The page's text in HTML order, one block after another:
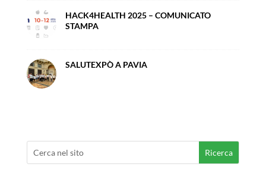
HACK4HEALTH 2025 – COMUNICATO
STAMPA
SALUTEXPÒ A PAVIA